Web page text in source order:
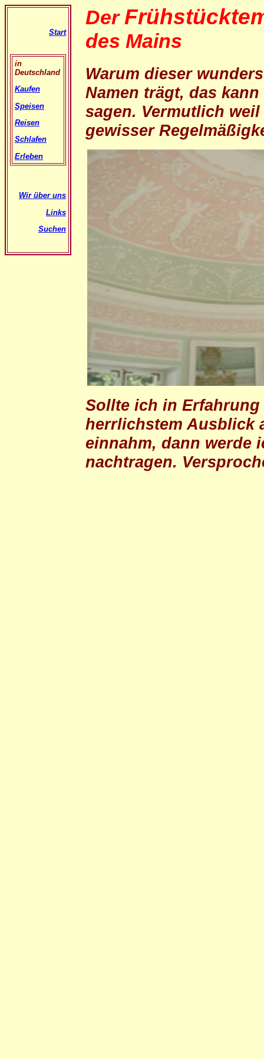
Start
in
Deutschland
Kaufen
Speisen
Reisen
Schlafen
Erleben
Wir über uns
Links
Suchen
Der
des Mains
Warum dieser
Namen trägt, das
sagen. Vermutlich
gewisser
Sollte ich in
herrlichstem Ausblick
einnahm, dann werde
nachtragen.